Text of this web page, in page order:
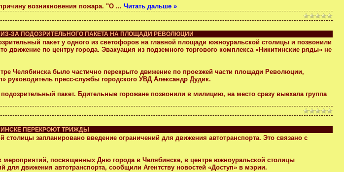
возникновения пожара. "О ... Читать дальше »
ЗА ПОДОЗРИТЕЛЬНОГО ПАКЕТА НА ПЛОЩАДИ РЕВОЛЮЦИИ
пакет у одного из светофоров на главной площади южноуральской столицы и позвонили
по центру города. Эвакуация из подземного торгового комплекса «Никитинские ряды» не
Челябинска было частично перекрыто движение по проезжей части площади Революции,
руководитель пресс-службы городского УВД Александр Дудик.
пакет. Бдительные горожане позвонили в милицию, на место сразу выехала группа
ПЕРЕКРОЮТ ТРИЖДЫ
запланировано введение ограничений для движения автотранспорта. Это связано с
мероприятий, посвященных Дню города в Челябинске, в центре южноуральской столицы
для движения автотранспорта, сообщили Агентству новостей «Доступ» в мэрии.